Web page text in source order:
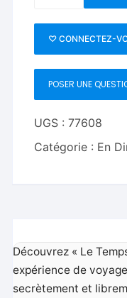
Travel
by
Juan
Pablo
♡ CONNECTEZ-
POSER UNE
UGS :77608
Catégorie : En
Découvrez « Le
expérience de
secrètement et